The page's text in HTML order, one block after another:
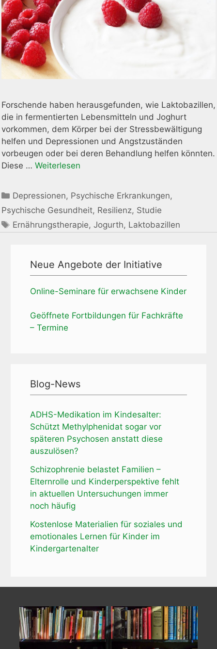
Forschende haben herausgefunden, wie Laktobazillen,
die in fermentierten Lebensmitteln und Joghurt
vorkommen, dem Körper bei der Stressbewältigung
helfen und Depressionen und Angstzuständen
vorbeugen oder bei deren Behandlung helfen könnten.
Diese … Weiterlesen
Kategorien
Depressionen, Psychische Erkrankungen,
Psychische Gesundheit, Resilienz, Studie
Schlagwörter
Ernährungstherapie,Jogurth, Laktobazillen
Neue Angebote der Initiative
Online-Seminare für erwachsene Kinder
Geöffnete Fortbildungen für Fachkräfte
– Termine
Blog-News
ADHS-Medikation im Kindesalter:
Schützt Methylphenidat sogar vor
späteren Psychosen anstatt diese
auszulösen?
Schizophrenie belastet Familien –
Elternrolle und Kinderperspektive fehlt
in aktuellen Untersuchungen immer
noch häufig
Kostenlose Materialien für soziales und
emotionales Lernen für Kinder im
Kindergartenalter